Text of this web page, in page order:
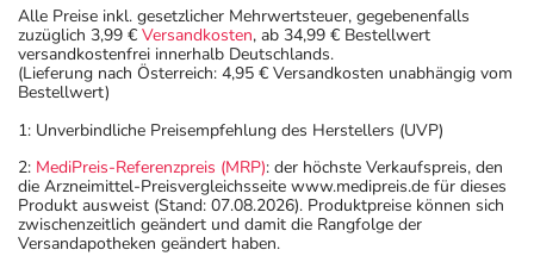
sich auf den letzten Tag des angegebenen Monats.
Alle Preise inkl. gesetzlicher Mehrwertsteuer, gegebenenfalls
zuzüglich 3,99 € Versandkosten, ab 34,99 € Bestellwert
versandkostenfrei innerhalb Deutschlands.
(Lieferung nach Österreich: 4,95 € Versandkosten unabhängig vom
Bestellwert)
1: Unverbindliche Preisempfehlung des Herstellers (UVP)
2: MediPreis-Referenzpreis (MRP): der höchste Verkaufspreis, den
die Arzneimittel-Preisvergleichsseite www.medipreis.de für dieses
Produkt ausweist (Stand: 07.08.2026). Produktpreise können sich
zwischenzeitlich geändert und damit die Rangfolge der
Versandapotheken geändert haben.